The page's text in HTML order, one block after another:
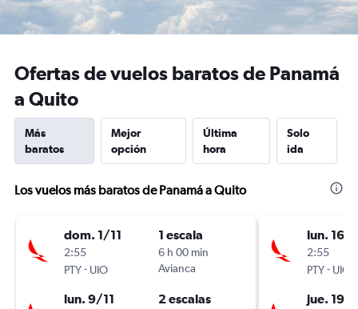
Ofertas de vuelos baratos de Panamá
a Quito
Más
baratos
Mejor
opción
Última
hora
Solo
ida
Los vuelos más baratos de Panamá a Quito
dom. 1/11
2:55
PTY- UIO
1 escala
6 h 00 min
Avianca
lun. 9/11 2 escalas
lun. 16/
2:55
PTY- UIO
jue. 19/